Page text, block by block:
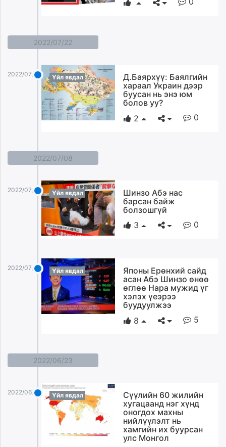
2022/07/22
2022/07/22 Үйл явдал
Д.Баярхүү: Баялгийн
хараал Украин дээр
буусан нь энэ юм
болов уу?
2
0
2022/07/08
2022/07/08 Үйл явдал
Шинзо Абэ нас
барсан байж
болзошгүй
3
0
2022/07/08 Үйл явдал
Японы Ерөнхий сайд
асан Абэ Шинзо өнөө
өглөө Нара мужид үг
хэлэх үеэрээ
буудуулжээ
8
5
2022/06/23
2022/06/23 Үйл явдал
Сүүлийн 60 жилийн
хугацаанд нэг хүнд
оногдох махны
нийлүүлэлт нь
хамгийн их буурсан
улс Монгол